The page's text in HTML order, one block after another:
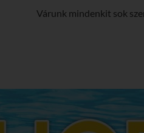
Várunk mindenkit sok